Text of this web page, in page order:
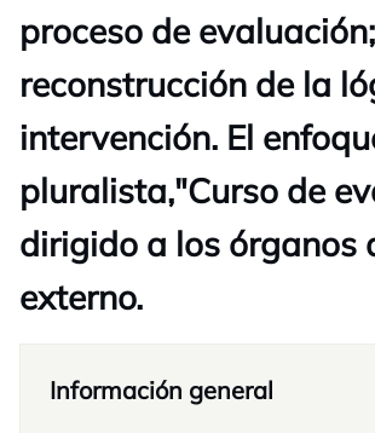
proceso de
reconstrucción de la
intervención. El
pluralista,"Curso de
dirigido a los órganos
externo.
Información general